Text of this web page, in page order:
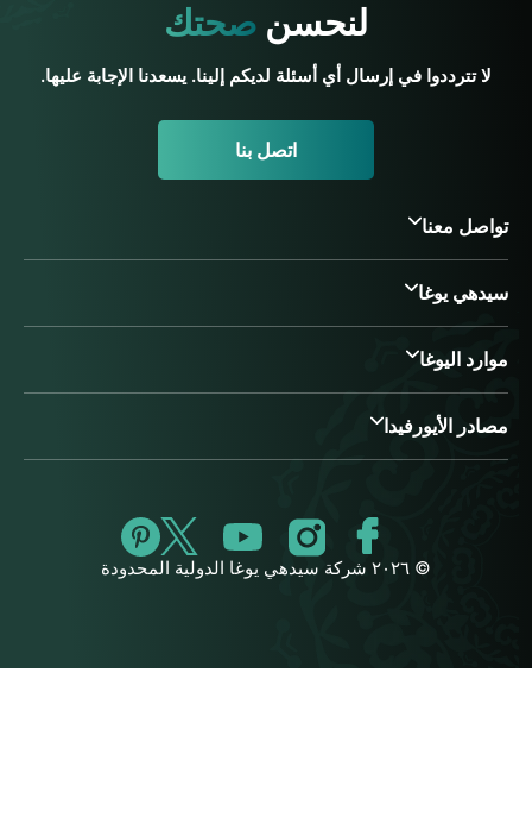
لنحسنصحتك
لا تترددوا في إرسال أي أسئلة لديكم إلينا. يسعدنا الإجابة عليها.
اتصل بنا
تواصل معنا
سيدهي يوغا
موارد اليوغا
مصادر الأيورفيدا
© ٢٠٢٦ شركة سيدهي يوغا الدولية المحدودة